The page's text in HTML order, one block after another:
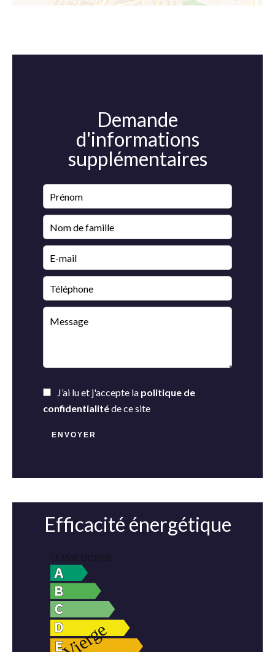
Demande
d'informations
supplémentaires
J’ai lu et j'accepte la politique de
confidentialitéde ce site
ENVOYER
Efficacité énergétique